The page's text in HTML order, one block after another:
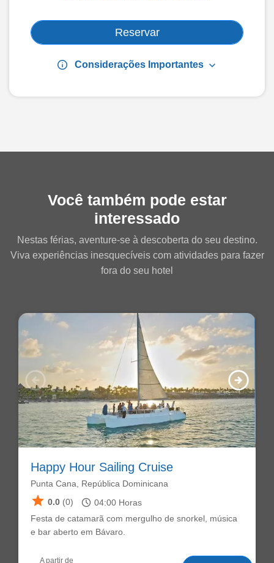
Reservar
info Considerações Importantes keyboard_arrow_down
Você também pode estar
interessado
Nestas férias, aventure-se à descoberta do seu destino.
Viva experiências inesquecíveis com atividades para fazer
fora do seu hotel
arrow_circle_left arrow_circle_right
Happy Hour Sailing Cruise
Punta Cana, República Dominicana
star 0.0 (0) schedule 04:00 Horas
Festa de catamarã com mergulho de snorkel, música
e bar aberto em Bávaro.
A partir de